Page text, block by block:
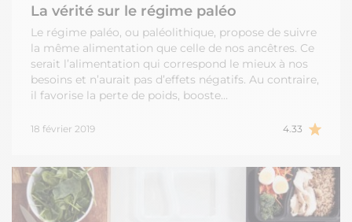
La vérité sur le régime paléo
Le régime paléo, ou paléolithique, propose de suivre
la même alimentation que celle de nos ancêtres. Ce
serait l’alimentation qui correspond le mieux à nos
besoins et n’aurait pas d’effets négatifs. Au contraire,
il favorise la perte de poids, booste…
18 février 2019 4.33